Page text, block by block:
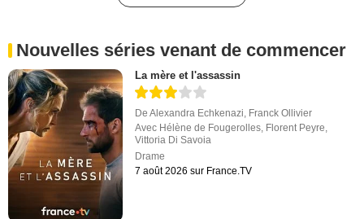
Nouvelles séries venant de commencer
La mère et l'assassin
DeAlexandra Echkenazi Franck Ollivier
Avec Hélène de Fougerolles Florent Peyre
Vittoria Di Savoia
Drame
7 août 2026 sur France.TV